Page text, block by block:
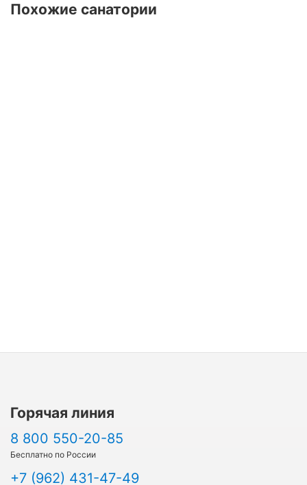
Похожие санатории
Горячая линия
8 800 550-20-85
Бесплатно по России
+7 (962) 431-47-49